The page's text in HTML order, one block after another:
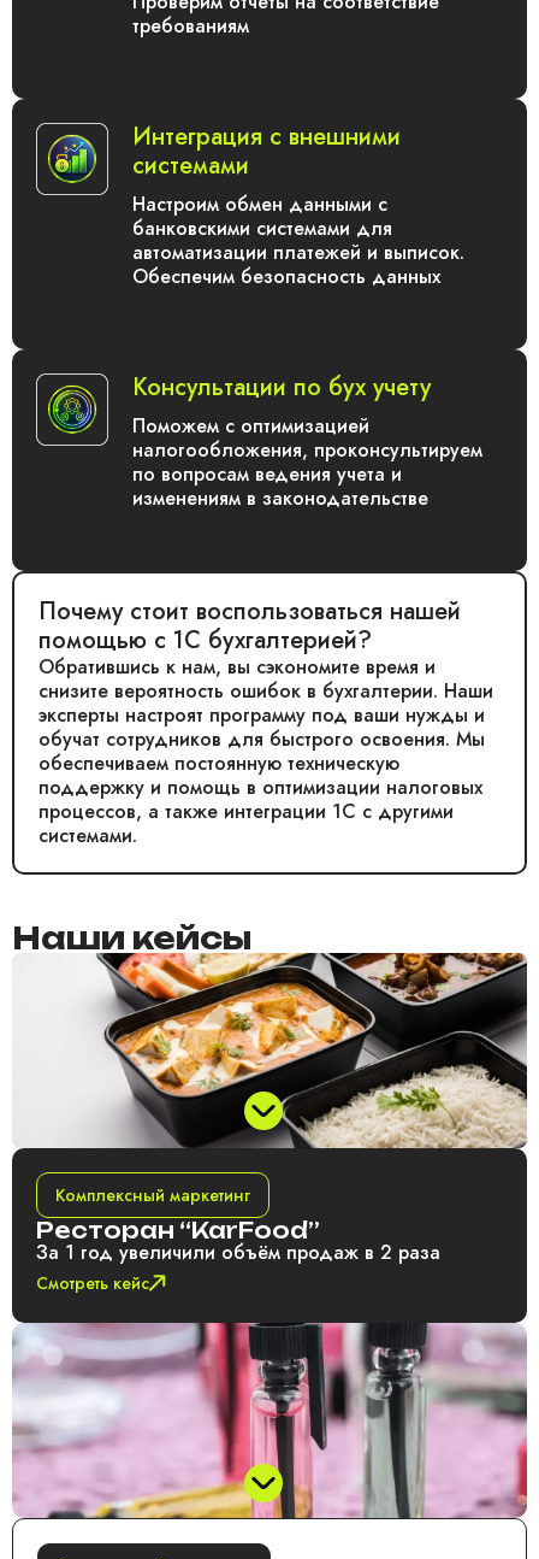
требованиям
Интеграция с внешними
системами
Настроим обмен данными с
банковскими системами для
автоматизации платежей и выписок.
Обеспечим безопасность данных
Консультации по бух учету
Поможем с оптимизацией
налогообложения, проконсультируем
по вопросам ведения учета и
изменениям в законодательстве
Почему стоит воспользоваться нашей
помощью с 1С бухгалтерией?
Обратившись к нам, вы сэкономите время и
снизите вероятность ошибок в бухгалтерии. Наши
эксперты настроят программу под ваши нужды и
обучат сотрудников для быстрого освоения. Мы
обеспечиваем постоянную техническую
поддержку и помощь в оптимизации налоговых
процессов, а также интеграции 1С с другими
системами.
Наши кейсы
Комплексный маркетинг
Ресторан “KarFood”
За 1 год увеличили объём продаж в 2 раза
Смотреть кейс